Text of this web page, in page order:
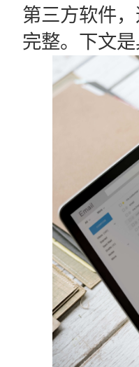
第三方软件
完整。下文是